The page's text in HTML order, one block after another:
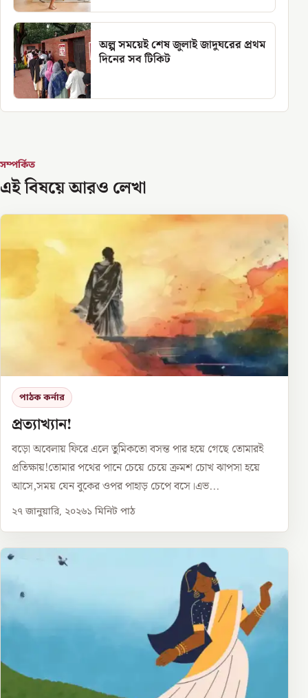
অল্প সময়েই শেষ জুলাই জাদুঘরের প্রথম
দিনের সব টিকিট
সম্পর্কিত
এই বিষয়ে আরও লেখা
পাঠক কর্নার
প্রত্যাখ্যান!
বড়ো অবেলায় ফিরে এলে তুমিকতো বসন্ত পার হয়ে গেছে তোমারই
প্রতিক্ষায়!তোমার পথের পানে চেয়ে চেয়ে ক্রমশ চোখ ঝাপসা হয়ে
আসে,সময় যেন বুকের ওপর পাহাড় চেপে বসে।এভ...
২৭ জানুয়ারি, ২০২৬১ মিনিট পাঠ